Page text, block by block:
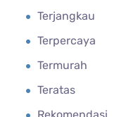
Terjangkau
Terpercaya
Termurah
Teratas